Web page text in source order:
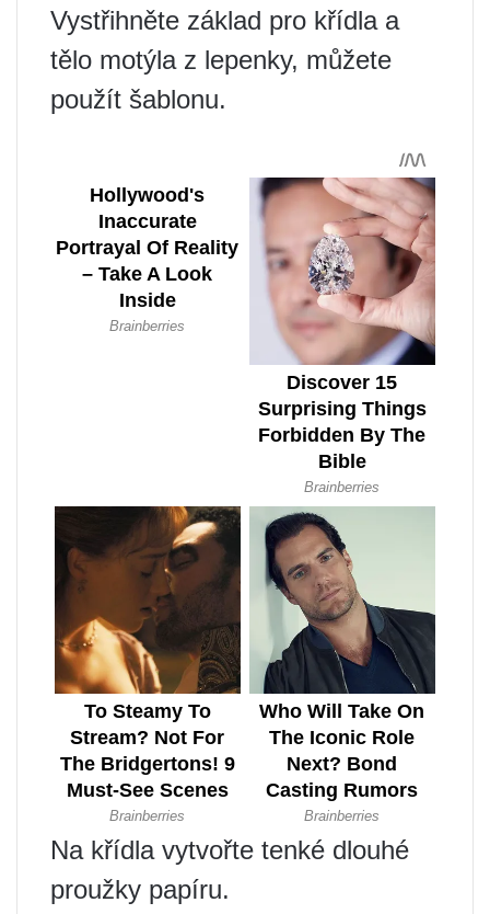
Vystřihněte základ pro křídla a
tělo motýla z lepenky, můžete
použít šablonu.
Na křídla vytvořte tenké dlouhé
proužky papíru.